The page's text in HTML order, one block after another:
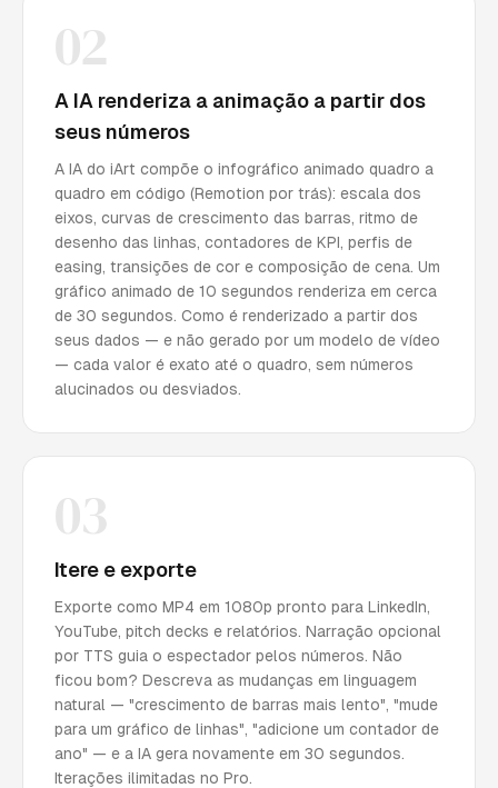
02
A IA renderiza a animação a partir dos
seus números
A IA do iArt compõe o infográfico animado quadro a
quadro em código (Remotion por trás): escala dos
eixos, curvas de crescimento das barras, ritmo de
desenho das linhas, contadores de KPI, perfis de
easing, transições de cor e composição de cena. Um
gráfico animado de 10 segundos renderiza em cerca
de 30 segundos. Como é renderizado a partir dos
seus dados — e não gerado por um modelo de vídeo
— cada valor é exato até o quadro, sem números
alucinados ou desviados.
03
Itere e exporte
Exporte como MP4 em 1080p pronto para LinkedIn,
YouTube, pitch decks e relatórios. Narração opcional
por TTS guia o espectador pelos números. Não
ficou bom? Descreva as mudanças em linguagem
natural — "crescimento de barras mais lento", "mude
para um gráfico de linhas", "adicione um contador de
ano" — e a IA gera novamente em 30 segundos.
Iterações ilimitadas no Pro.